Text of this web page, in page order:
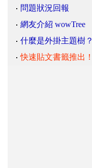
問題狀況回報
網友介紹 wowTree
什麼是外掛主題樹？
快速貼文書籤推出！